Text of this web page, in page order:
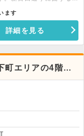
ラス張りで入りやすいで
ます
詳細を見る
町エリアの4階店